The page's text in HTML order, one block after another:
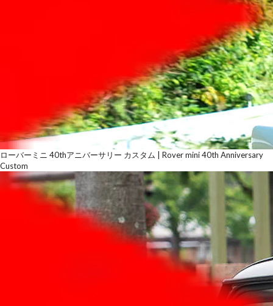
ローバーミニ 40thアニバーサリー カスタム | Rover mini 40th Anniversary
Custom